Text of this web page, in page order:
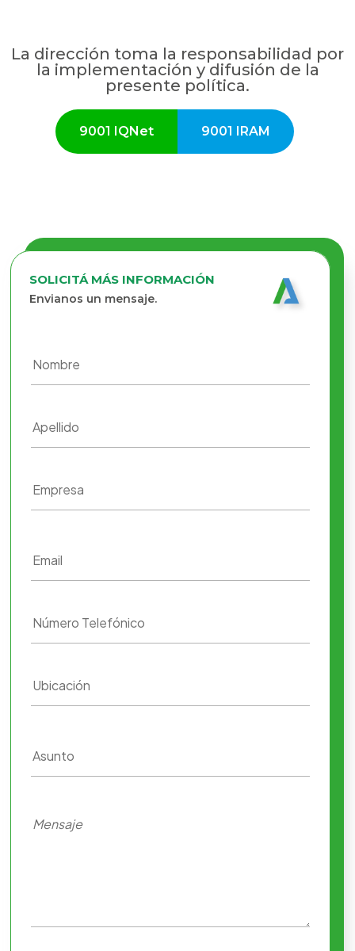
La dirección toma la responsabilidad por
la implementación y difusión de la
presente política.
9001 IQNet 9001 IRAM
SOLICITÁ MÁS INFORMACIÓN
Envianos un mensaje.